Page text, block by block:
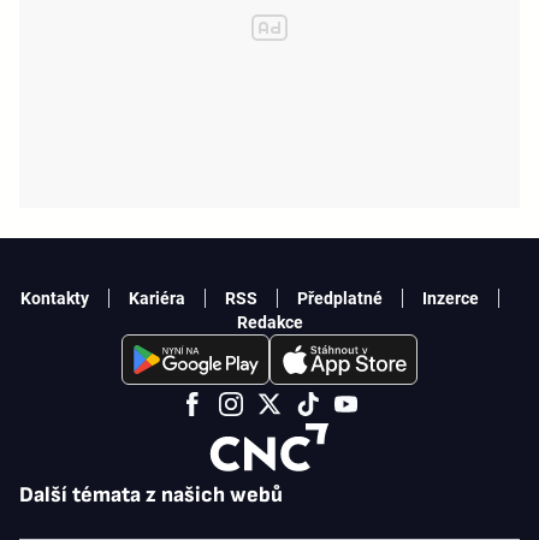
Další témata z našich webů
Kontakty Kariéra RSS Předplatné
Inzerce
Redakce